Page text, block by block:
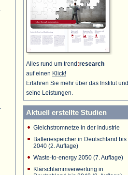
Alles rund um trend :research
auf einen Klick!
Erfahren Sie mehr über das Institut und
seine Leistungen.
Aktuell erstellte Studien
Gleichstromnetze in der Industrie
Batteriespeicher in Deutschland bis
2040 (2. Auflage)
Waste-to-energy 2050 (7. Auflage)
Klärschlammverwertung in